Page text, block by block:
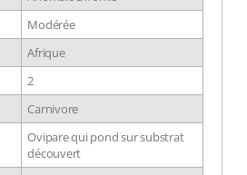
Modérée
Afrique
2
Carnivore
Ovipare qui pond sur substrat
découvert